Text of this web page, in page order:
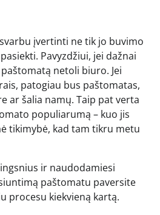
įvertinti ne tik jo buvimo
Pavyzdžiui, jei dažnai
netoli biuro. Jei
patogiau bus paštomatas,
ar šalia namų. Taip pat verta
populiarumą – kuo jis
tikimybė, kad tam tikru metu
ir naudodamiesi
paštomatu paversite
procesu kiekvieną kartą.